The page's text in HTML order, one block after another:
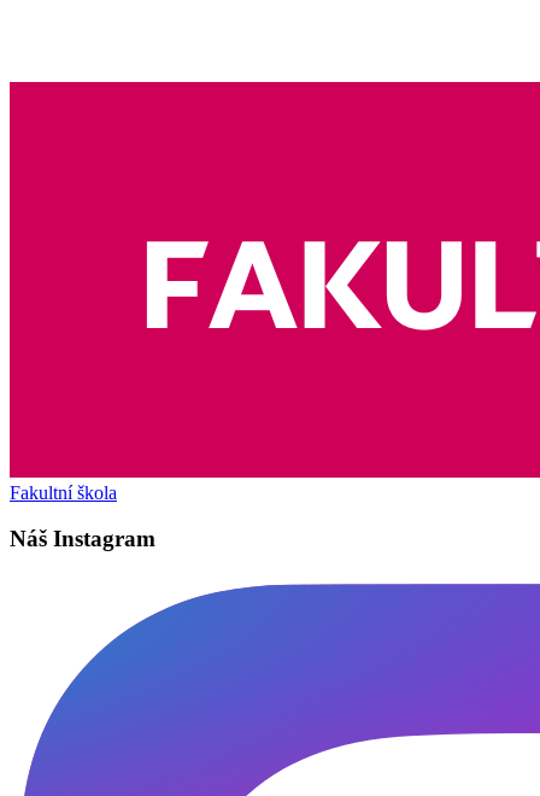
Fakultní škola
Náš Instagram